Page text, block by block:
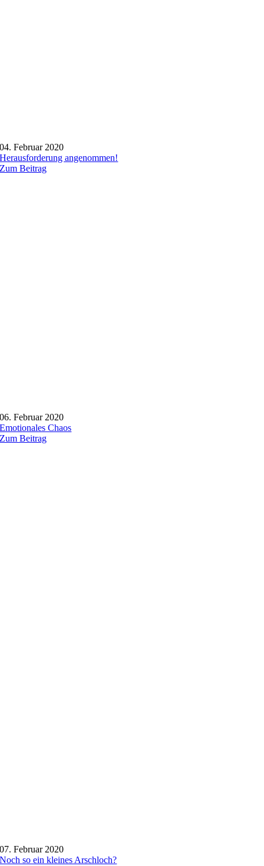
04. Februar 2020
Herausforderung angenommen!
Zum Beitrag
06. Februar 2020
Emotionales Chaos
Zum Beitrag
07. Februar 2020
Noch so ein kleines Arschloch?